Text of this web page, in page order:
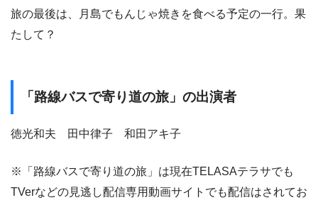
旅の最後は、月島でもんじゃ焼きを食べる予定の一行。果
たして？
「路線バスで寄り道の旅」の出演者
徳光和夫 田中律子 和田アキ子
※「路線バスで寄り道の旅」は現在TELASAテラサでも
TVerなどの見逃し配信専用動画サイトでも配信はされてお